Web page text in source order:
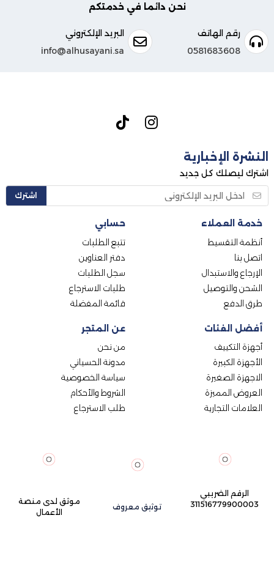
نحن دائما في خدمتكم
رقم الهاتف
0581683608
البريد الإلكتروني
info@alhusayani.sa
النشرة الإخبارية
اشترك ليصلك كل جديد
اشترك
عن المتجر
من نحن
مدونة الحسياني
سياسة الخصوصية
الشروط والأحكام
طلب الاسترجاع
خدمة العملاء
أنظمة التقسيط
اتصل بنا
الإرجاع والاستبدال
الشحن والتوصيل
طرق الدفع
حسابي
تتبع الطلبات
دفتر العناوين
سجل الطلبات
طلبات الاسترجاع
قائمة المفضلة
أفضل الفئات
أجهزة التكييف
الأجهزة الكبيرة
الاجهزة الصغيرة
العروض المميزة
العلامات التجارية
الرقم الضريبي
311516779900003
توثيق معروف
موثق لدى منصة
الأعمال